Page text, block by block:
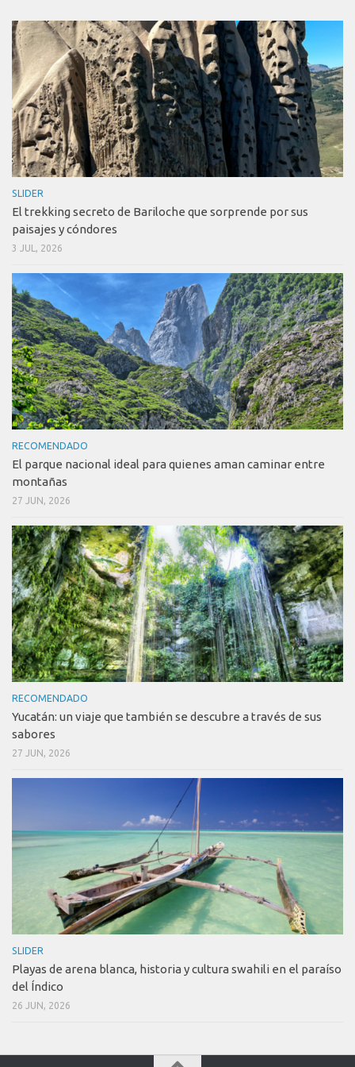
SLIDER
El trekking secreto de Bariloche que sorprende por sus
paisajes y cóndores
3 JUL, 2026
RECOMENDADO
El parque nacional ideal para quienes aman caminar entre
montañas
27 JUN, 2026
RECOMENDADO
Yucatán: un viaje que también se descubre a través de sus
sabores
27 JUN, 2026
SLIDER
Playas de arena blanca, historia y cultura swahili en el paraíso
del Índico
26 JUN, 2026